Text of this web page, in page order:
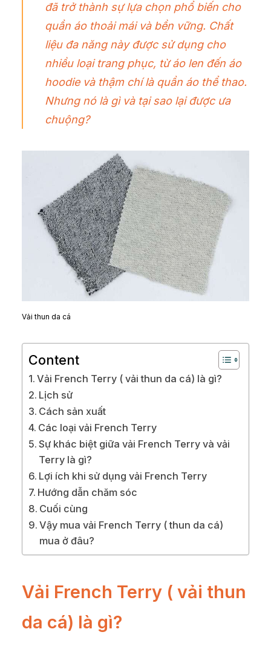
đã trở thành sự lựa chọn phổ biến cho
quần áo thoải mái và bền vững. Chất
liệu đa năng này được sử dụng cho
nhiều loại trang phục, từ áo len đến áo
hoodie và thậm chí là quần áo thể thao.
Nhưng nó là gì và tại sao lại được ưa
chuộng?
Vải thun da cá
Content
Vải French Terry ( vải thun da cá) là gì?
Lịch sử
Cách sản xuất
Các loại vải French Terry
Sự khác biệt giữa vải French Terry và vải
Terry là gì?
Lợi ích khi sử dụng vải French Terry
Hướng dẫn chăm sóc
Cuối cùng
Vậy mua vải French Terry ( thun da cá)
mua ở đâu?
Vải French Terry ( vải thun
da cá) là gì?